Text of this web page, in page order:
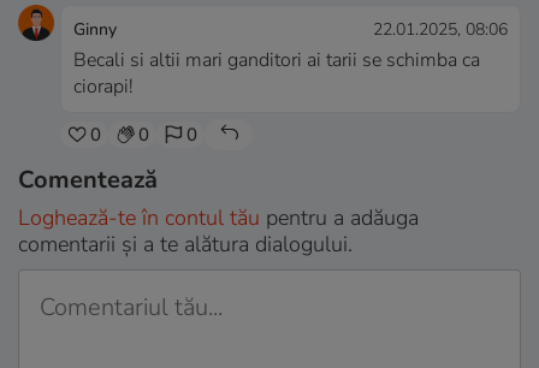
Ginny 22.01.2025, 08:06
Becali si altii mari ganditori ai tarii se schimba ca
ciorapi!
0 0 0
Comentează
Loghează-te în contul tău pentru a adăuga
comentarii și a te alătura dialogului.